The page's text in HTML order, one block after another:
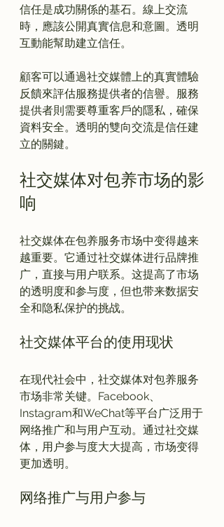
信任是成功關係的基石。線上交流
時，應該公開真實信息和意圖。透明
互動能幫助建立信任。
顧客可以通過社交媒體上的真實體驗
反饋來評估服務提供者的信譽。服務
提供者則需要尊重客戶的隱私，確保
資料安全。透明的雙向交流是信任建
社交媒体对包养市场的影
响
社交媒体在包养服务市场中变得越来
越重要。它通过社交媒体进行品牌推
广，直接与用户联系。这提高了市场
的透明度和参与度，但也带来数据安
社交媒体平台的使用现状
在现代社会中，社交媒体对包养服务
市场非常关键。Facebook、
Instagram和WeChat等平台广泛用于
网络推广和与用户互动。通过社交媒
体，用户参与度大大提高，市场变得
网络推广与用户参与